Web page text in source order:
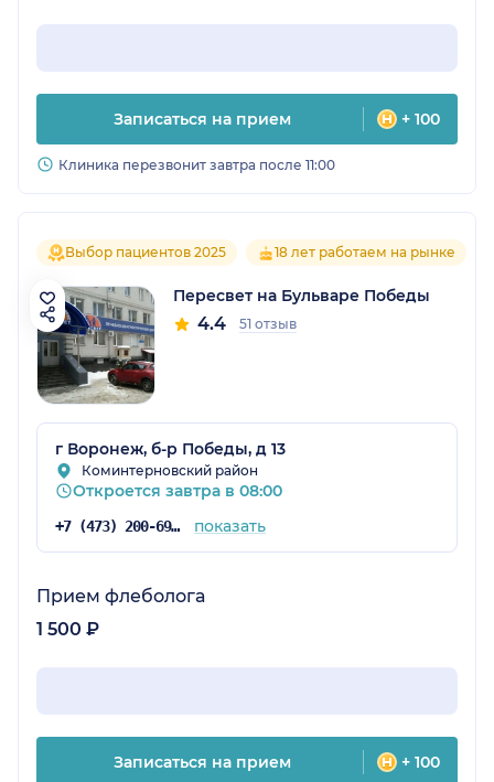
Записаться на прием + 100
Клиника перезвонит завтра после 11:00
Выбор пациентов 2025 18 лет работаем на рынке
Пересвет на Бульваре Победы
4.4 51 отзыв
г Воронеж, б-р Победы, д 13
Коминтерновский район
Откроется завтра в 08:00
+7 (473) 200-69-85 показать
Прием флеболога
1 500 ₽
Записаться на прием + 100